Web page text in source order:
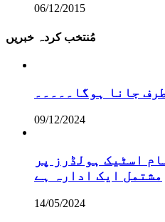
06/12/2015
مُنتخب کردہ خبریں
جانا ہوگا۔۔۔۔۔
09/12/2024
اسٹیک ہولڈرز پر
مشتمل ایک ادارہ ہے
14/05/2024